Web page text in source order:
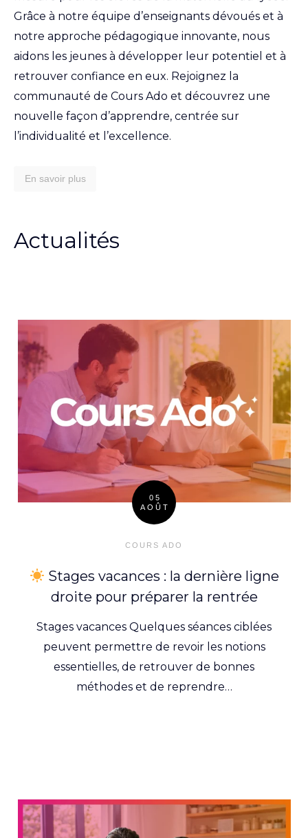
Grâce à notre équipe d’enseignants dévoués et à
notre approche pédagogique innovante, nous
aidons les jeunes à développer leur potentiel et à
retrouver confiance en eux. Rejoignez la
communauté de Cours Ado et découvrez une
nouvelle façon d’apprendre, centrée sur
l’individualité et l’excellence.
En savoir plus
Actualités
05
AOÛT
COURS ADO
Stages vacances : la dernière ligne
droite pour préparer la rentrée
Stages vacances Quelques séances ciblées
peuvent permettre de revoir les notions
essentielles, de retrouver de bonnes
méthodes et de reprendre…